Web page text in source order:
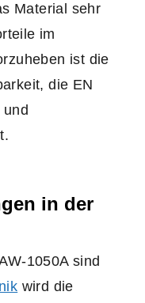
Material sehr
im
ist die
die EN
in der
1050A sind
wird die